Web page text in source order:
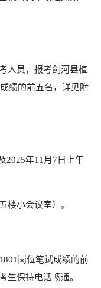
人员，报考剑河县植
绩的前五名，详见附
2025年11月7日上午
楼小会议室）。
岗位笔试成绩的前
生保持电话畅通。